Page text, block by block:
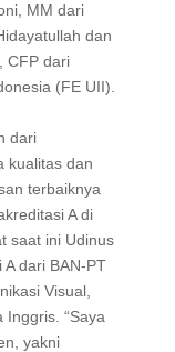
MM dari
dan
CFP dari
(FE UII).
dari
kualitas dan
terbaiknya
A di
saat ini Udinus
dari BAN-PT
Visual,
Inggris. “Saya
yakni